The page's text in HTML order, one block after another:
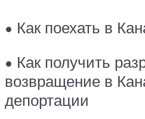
• Как поехать в
• Как получить
возвращение в
депортации